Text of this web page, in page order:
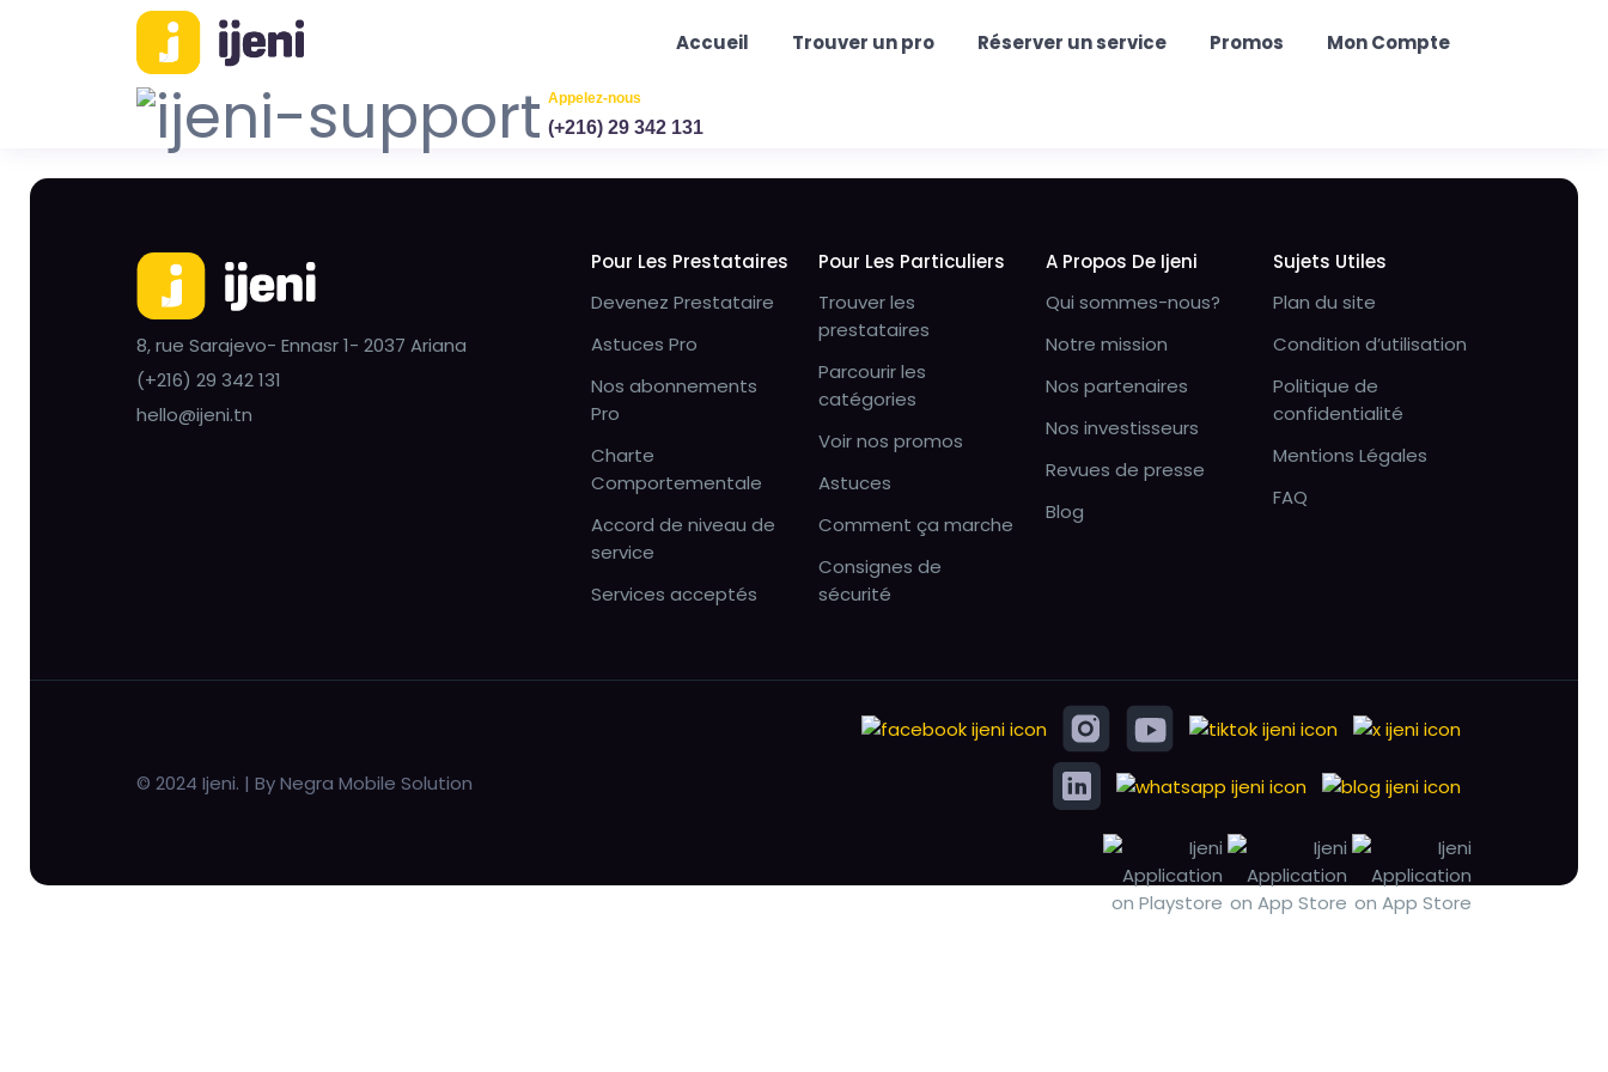
Accueil Trouver un pro Réserver un service Promos Mon Compte
Appelez-nous
(+216) 29 342 131
8, rue Sarajevo- Ennasr 1- 2037 Ariana
(+216) 29 342 131
hello@ijeni.tn
Pour Les Prestataires
Devenez Prestataire
Astuces Pro
Nos abonnements
Pro
Charte
Comportementale
Accord de niveau de
service
Services acceptés
Pour Les Particuliers
Trouver les
prestataires
Parcourir les
catégories
Voir nos promos
Astuces
Comment ça marche
Consignes de
sécurité
A Propos De Ijeni
Qui sommes-nous?
Notre mission
Nos partenaires
Nos investisseurs
Revues de presse
Blog
Sujets Utiles
Plan du site
Condition d’utilisation
Politique de
confidentialité
Mentions Légales
FAQ
© 2024 Ijeni. | By Negra Mobile Solution